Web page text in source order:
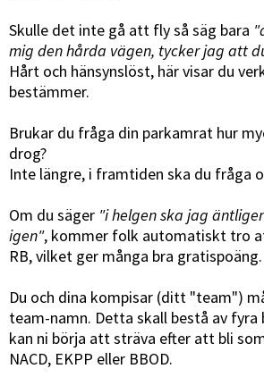
Skulle det inte gå att fly så säg bara
mig den hårda vägen, tycker jag att
Hårt och hänsynslöst, här visar du
bestämmer.
Brukar du fråga din parkamrat hur
drog?
Inte längre, i framtiden ska du fråga
Om du säger "i helgen ska jag
igen", kommer folk automatiskt tro
RB, vilket ger många bra
Du och dina kompisar (ditt "team")
team-namn. Detta skall bestå av fyra
kan ni börja att sträva efter att bli
NACD, EKPP eller BBOD.